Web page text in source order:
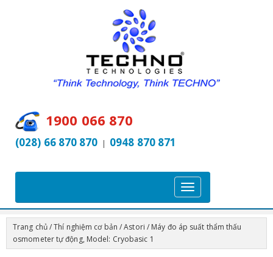
1900 066 870
(028) 66 870 870 | 0948 870 871
T
o
g
l
Trang chủ/Thí nghiệm cơ bản /Astori / Máy đo áp suất thẩm thấu
osmometer tự động, Model: Cryobasic 1